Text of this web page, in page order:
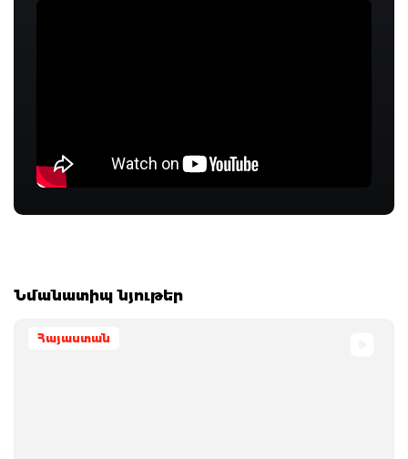
Նմանատիպ նյութեր
Հայաստան